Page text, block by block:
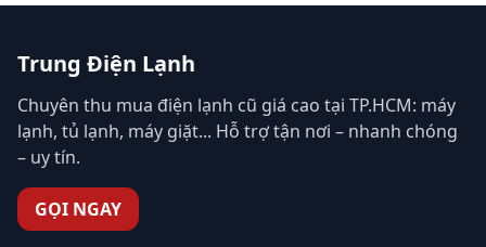
Trung Điện Lạnh
Chuyên thu mua điện lạnh cũ giá cao tại TP.HCM: máy
lạnh, tủ lạnh, máy giặt... Hỗ trợ tận nơi – nhanh chóng
– uy tín.
GỌI NGAY